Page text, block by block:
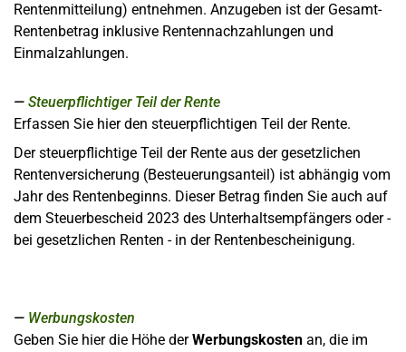
Rentenmitteilung) entnehmen. Anzugeben ist der Gesamt-
Rentenbetrag inklusive Rentennachzahlungen und
Einmalzahlungen.
Steuerpflichtiger Teil der Rente
Erfassen Sie hier den steuerpflichtigen Teil der Rente.
Der steuerpflichtige Teil der Rente aus der gesetzlichen
Rentenversicherung (Besteuerungsanteil) ist abhängig vom
Jahr des Rentenbeginns. Dieser Betrag finden Sie auch auf
dem Steuerbescheid 2023 des Unterhaltsempfängers oder -
bei gesetzlichen Renten - in der Rentenbescheinigung.
Werbungskosten
Geben Sie hier die Höhe derWerbungskosten an, die im